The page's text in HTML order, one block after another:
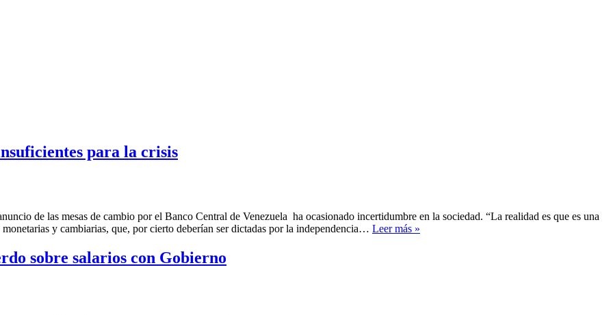
para la crisis
de las mesas de cambio por el Banco Central de Venezuela ha ocasionado incertidumbre en la sociedad. “La realidad es que es una
y cambiarias, que, por cierto deberían ser dictadas por la independencia… Leer más »
sobre salarios con Gobierno